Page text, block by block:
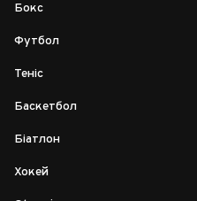
Бокс
Футбол
Теніс
Баскетбол
Біатлон
Хокей